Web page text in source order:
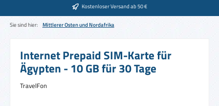
Kostenloser Versand ab 50 €
Sie sind hier: Mittlerer Osten und Nordafrika
Internet Prepaid SIM-Karte für
Ägypten - 10 GB für 30 Tage
TravelFon